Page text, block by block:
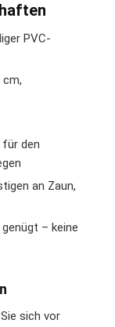
PVC-
cm,
den
an Zaun,
– keine
sich vor